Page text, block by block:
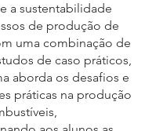
a sustentabilidade
de produção de
uma combinação de
de caso práticos,
aborda os desafios e
práticas na produção